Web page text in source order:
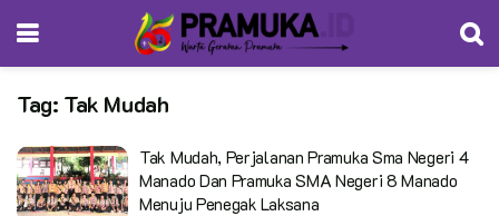
Tag: Tak Mudah
Tak Mudah, Perjalanan Pramuka Sma Negeri 4
Manado Dan Pramuka SMA Negeri 8 Manado
Menuju Penegak Laksana